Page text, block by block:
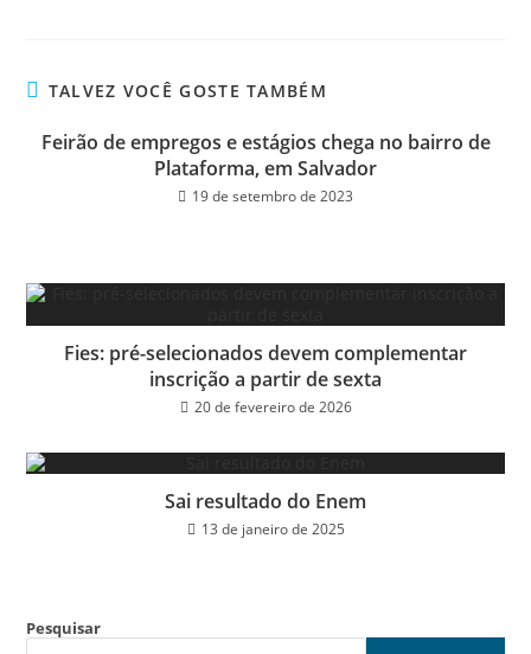
ok er
TALVEZ VOCÊ GOSTE TAMBÉM
Feirão de empregos e estágios chega no bairro de
Plataforma, em Salvador
19 de setembro de 2023
Fies: pré-selecionados devem complementar
inscrição a partir de sexta
20 de fevereiro de 2026
Sai resultado do Enem
13 de janeiro de 2025
Pesquisar